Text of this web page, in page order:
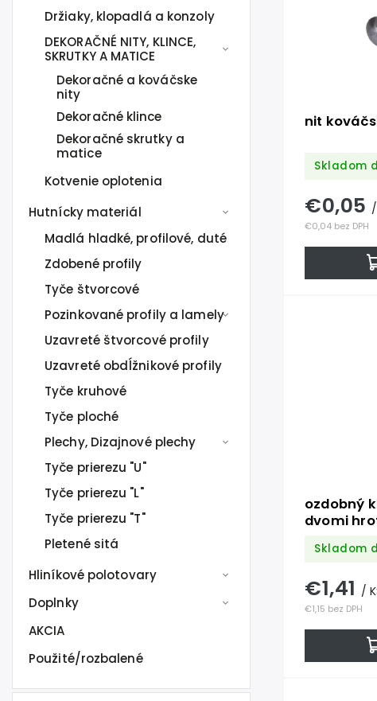
Držiaky, klopadlá a konzoly
DEKORAČNÉ NITY, KLINCE,
SKRUTKY A MATICE
Dekoračné a kováčske
nity
Dekoračné klince
Dekoračné skrutky a
matice
Kotvenie oplotenia
Hutnícky materiál
Madlá hladké, profilové, duté
Zdobené profily
Tyče štvorcové
Pozinkované profily a lamely
Uzavreté štvorcové profily
Uzavreté obdĺžnikové profily
Tyče kruhové
Tyče ploché
Plechy, Dizajnové plechy
Tyče prierezu "U"
Tyče prierezu "L"
Tyče prierezu "T"
Pletené sitá
Hliníkové polotovary
Doplnky
AKCIA
Použité/rozbalené
nit
Skladom
€0,04 bez DPH
€0,05
ozdobný
dvomi
Skladom
€1,15 bez DPH
€1,41 /